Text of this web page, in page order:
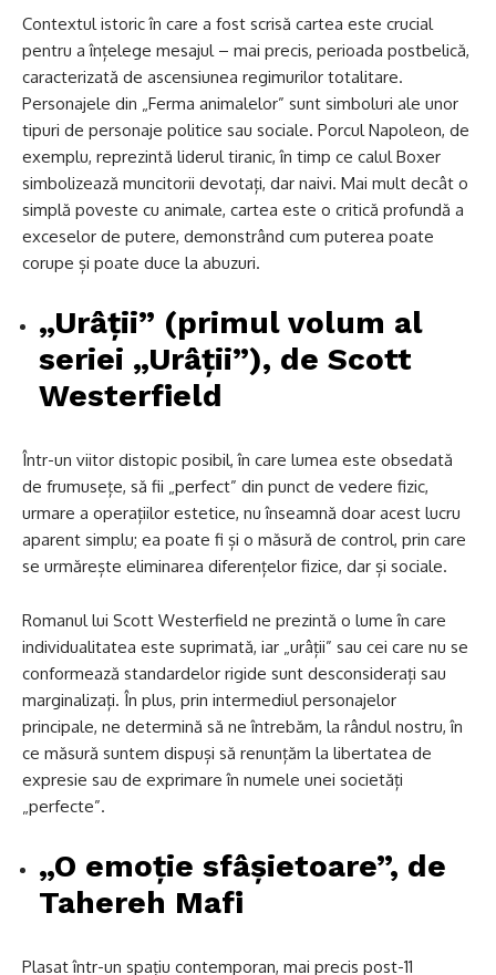
Contextul istoric în care a fost scrisă cartea este crucial
pentru a înțelege mesajul – mai precis, perioada postbelică,
caracterizată de ascensiunea regimurilor totalitare.
Personajele din „Ferma animalelor” sunt simboluri ale unor
tipuri de personaje politice sau sociale. Porcul Napoleon, de
exemplu, reprezintă liderul tiranic, în timp ce calul Boxer
simbolizează muncitorii devotați, dar naivi. Mai mult decât o
simplă poveste cu animale, cartea este o critică profundă a
exceselor de putere, demonstrând cum puterea poate
corupe și poate duce la abuzuri.
„Urâții” (primul volum al
seriei „Urâții”), de Scott
Westerfield
Într-un viitor distopic posibil, în care lumea este obsedată
de frumusețe, să fii „perfect” din punct de vedere fizic,
urmare a operațiilor estetice, nu înseamnă doar acest lucru
aparent simplu; ea poate fi și o măsură de control, prin care
se urmărește eliminarea diferențelor fizice, dar și sociale.
Romanul lui Scott Westerfield ne prezintă o lume în care
individualitatea este suprimată, iar „urâții” sau cei care nu se
conformează standardelor rigide sunt desconsiderați sau
marginalizați. În plus, prin intermediul personajelor
principale, ne determină să ne întrebăm, la rândul nostru, în
ce măsură suntem dispuși să renunțăm la libertatea de
expresie sau de exprimare în numele unei societăți
„perfecte”.
„O emoție sfâșietoare”, de
Tahereh Mafi
Plasat într-un spațiu contemporan, mai precis post-11